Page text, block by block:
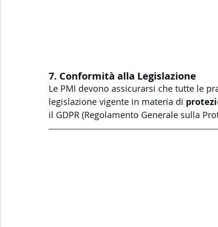
7. Conformità alla Legislazione
Le PMI devono assicurarsi che tutte le
legislazione vigente in materia di
il GDPR (Regolamento Generale sulla